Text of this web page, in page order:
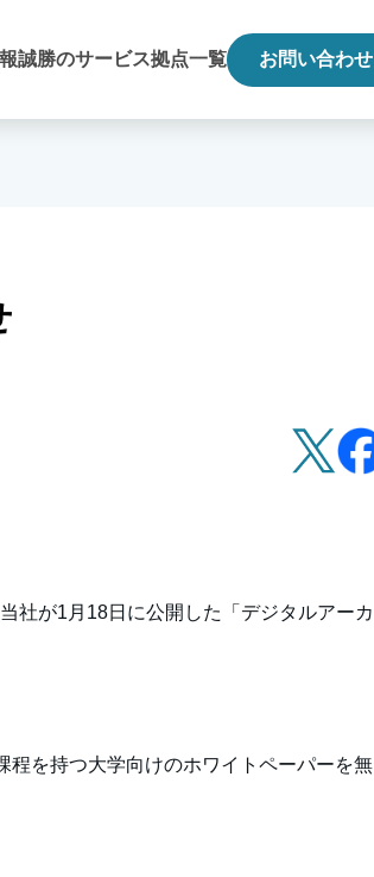
誠勝のサービス拠点一覧 お問い合わせ
社が1月18日に公開した「デジタルアーカ
程を持つ大学向けのホワイトペーパーを無